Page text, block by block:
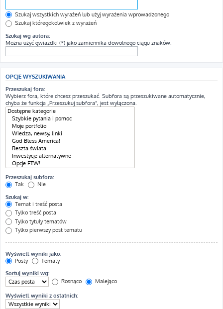
Szukaj wszystkich wyrażeń lub użyj wyrażenia wprowadzonego
Szukaj któregokolwiek z wyrażeń
Szukaj wg autora:
Można użyć gwiazdki (*) jako zamiennika dowolnego ciągu znaków.
OPCJE WYSZUKIWANIA
Przeszukaj fora:
Wybierz fora, które chcesz przeszukać. Subfora są przeszukiwane automatycznie,
chyba że funkcja „Przeszukuj subfora”, jest wyłączona.
Przeszukaj subfora:
Tak
Nie
Szukaj w:
Temat i treść posta
Tylko treść posta
Tylko tytuły tematów
Tylko pierwszy post tematu
Wyświetl wyniki jako:
Posty
Tematy
Sortuj wyniki wg:
Rosnąco
Malejąco
Wyświetl wyniki z ostatnich: